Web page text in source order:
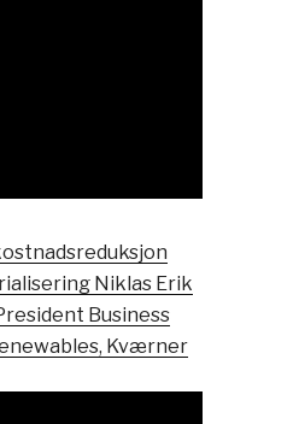
Niklas Erik
Business
Kværner